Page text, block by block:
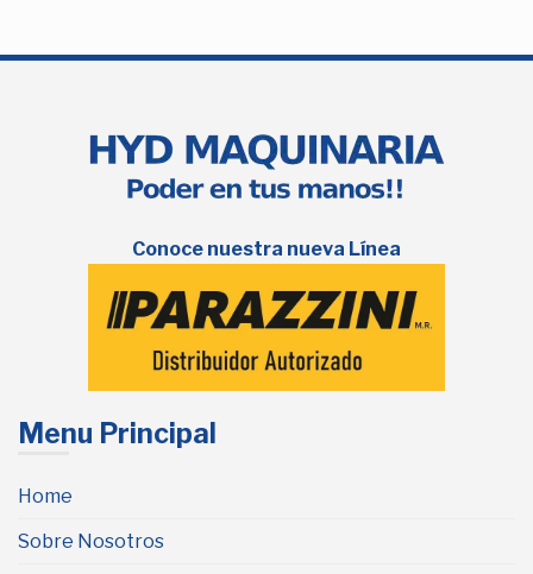
Conoce nuestra nueva Línea
Menu Principal
Home
Sobre Nosotros